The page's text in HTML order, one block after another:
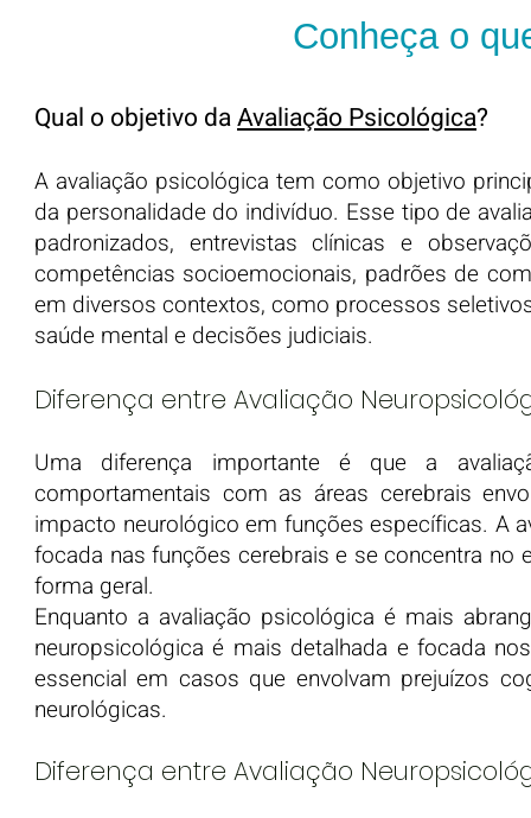
Conheça o
Qual o objetivo daAvaliação Psicológica?
A avaliação psicológica tem como objetivo
da personalidade do indivíduo. Esse tipo de
padronizados, entrevistas clínicas e
competências socioemocionais, padrões de
em diversos contextos, como processos
saúde mental e decisões judiciais.
Diferença entre Avaliação
Uma diferença importante é que a
comportamentais com as áreas cerebrais
impacto neurológico em funções específicas. A
focada nas funções cerebrais e se concentra
forma geral.
Enquanto a avaliação psicológica é mais
neuropsicológica é mais detalhada e focada
essencial em casos que envolvam prejuízos
neurológicas.
Diferença entre Avaliação